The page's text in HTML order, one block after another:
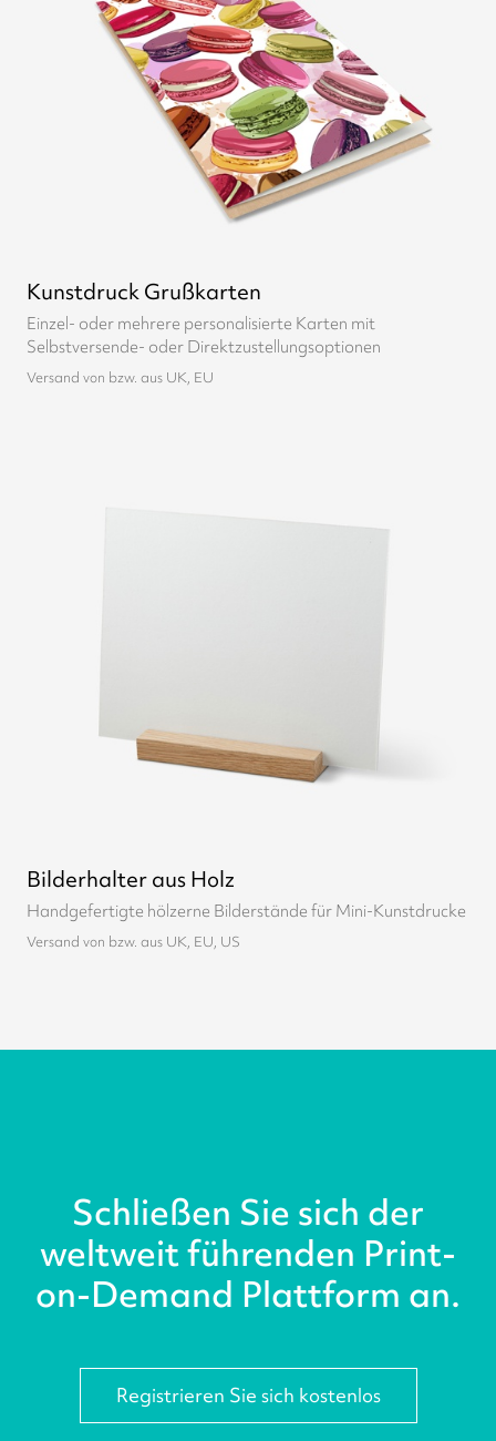
Kunstdruck Grußkarten
Einzel- oder mehrere personalisierte Karten mit
Selbstversende- oder Direktzustellungsoptionen
Versand von bzw. aus UK, EU
Bilderhalter aus Holz
Handgefertigte hölzerne Bilderstände für Mini-Kunstdrucke
Versand von bzw. aus UK, EU, US
Schließen Sie sich der
weltweit führenden Print-
on-Demand Plattform an.
Registrieren Sie sich kostenlos